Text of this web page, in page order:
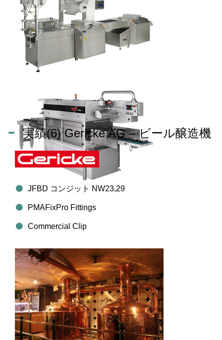
実績(6) Gericke AG – ビール醸造機
JFBD コンジット NW23,29
PMAFixPro Fittings
Commercial Clip